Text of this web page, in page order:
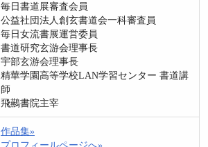
毎日書道展審査会員
公益社団法人創玄書道会一科審査員
毎日女流書展運営委員
書道研究玄游会理事長
宇部玄游会理事長
精華学園高等学校LAN学習センター 書道講
師
飛䴏書院主宰
作品集»